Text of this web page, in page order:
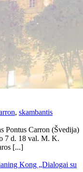
, skambantis
Pontus Carron (Švedija)
7 d. 18 val. M. K.
[...]
Kong „Dialogai su